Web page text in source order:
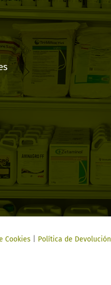
Cookies Política de Devolución